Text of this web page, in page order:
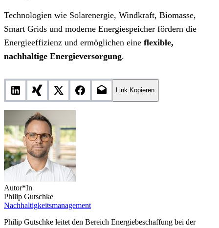
Technologien wie Solarenergie, Windkraft, Biomasse,
Smart Grids und moderne Energiespeicher fördern die
Energieeffizienz und ermöglichen eine flexible,
nachhaltige Energieversorgung.
Link Kopieren
Autor*In
Philip Gutschke
Nachhaltigkeitsmanagement
Philip Gutschke leitet den Bereich Energiebeschaffung bei der